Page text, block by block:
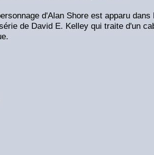
d'Alan Shore est apparu
de David E. Kelley qui traite d'un